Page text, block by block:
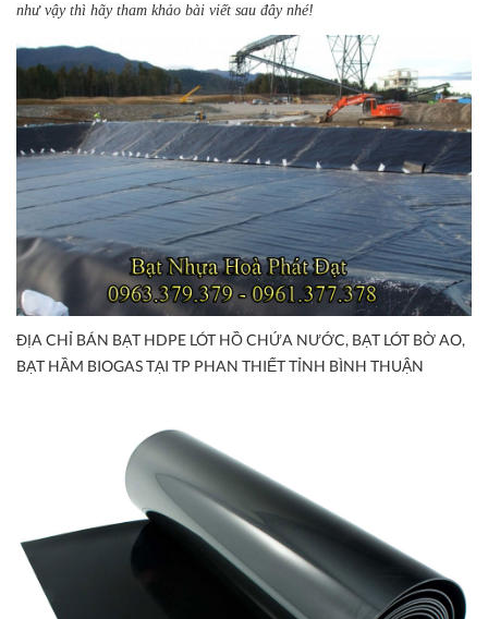
như vậy thì hãy tham khảo bài viết sau đây nhé!
ĐỊA CHỈ BÁN BẠT HDPE LÓT HỒ CHỨA NƯỚC, BẠT LÓT BỜ AO,
BẠT HẦM BIOGAS TẠI TP PHAN THIẾT TỈNH BÌNH THUẬN